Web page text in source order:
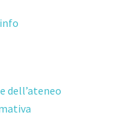
dell’ateneo